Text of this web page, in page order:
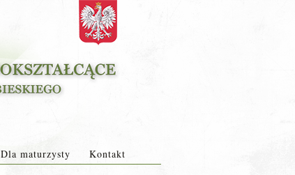
Dla maturzysty Kontakt